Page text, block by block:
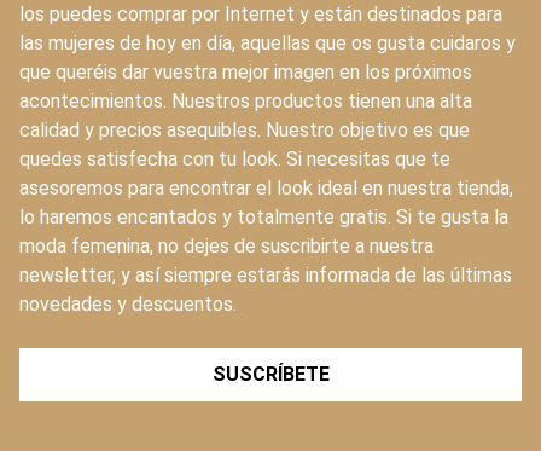
los puedes comprar por Internet y están destinados para
las mujeres de hoy en día, aquellas que os gusta cuidaros y
que queréis dar vuestra mejor imagen en los próximos
acontecimientos. Nuestros productos tienen una alta
calidad y precios asequibles. Nuestro objetivo es que
quedes satisfecha con tu look. Si necesitas que te
asesoremos para encontrar el look ideal en nuestra tienda,
lo haremos encantados y totalmente gratis. Si te gusta la
moda femenina, no dejes de suscribirte a nuestra
newsletter, y así siempre estarás informada de las últimas
novedades y descuentos.
SUSCRÍBETE